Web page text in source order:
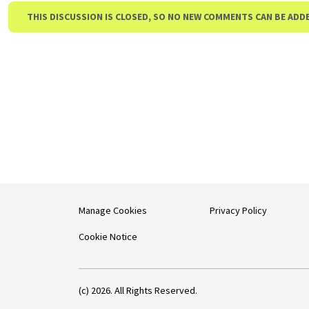
THIS DISCUSSION IS CLOSED, SO NO NEW COMMENTS CAN BE
Manage Cookies
Cookie Notice
Privacy Policy
(c) 2026. All Rights Reserved.